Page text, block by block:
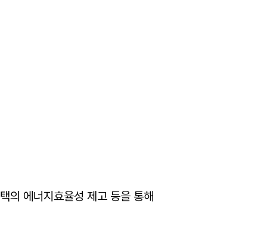
의 에너지효율성 제고 등을 통해